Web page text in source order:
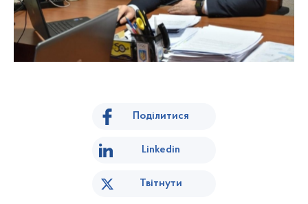
Поділитися
Linkedin
Твітнути